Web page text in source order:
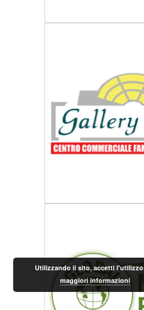
Utilizzando il sito, accetti
maggiori informazioni